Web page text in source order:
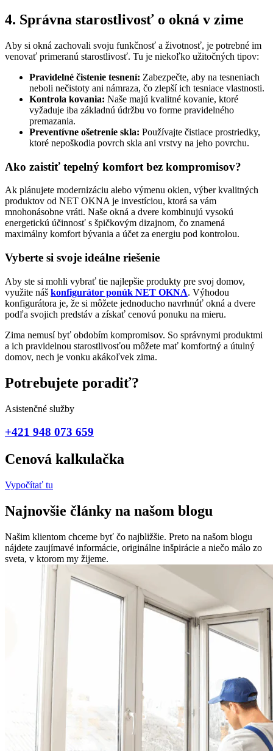
4. Správna starostlivosť o okná v zime
Aby si okná zachovali svoju funkčnosť a životnosť, je potrebné im
venovať primeranú starostlivosť. Tu je niekoľko užitočných tipov:
Pravidelné čistenie tesnení: Zabezpečte, aby na tesneniach
neboli nečistoty ani námraza, čo zlepší ich tesniace vlastnosti.
Kontrola kovania: Naše majú kvalitné kovanie, ktoré
vyžaduje iba základnú údržbu vo forme pravidelného
premazania.
Preventívne ošetrenie skla: Používajte čistiace prostriedky,
ktoré nepoškodia povrch skla ani vrstvy na jeho povrchu.
Ako zaistiť tepelný komfort bez kompromisov?
Ak plánujete modernizáciu alebo výmenu okien, výber kvalitných
produktov od NET OKNA je investíciou, ktorá sa vám
mnohonásobne vráti. Naše okná a dvere kombinujú vysokú
energetickú účinnosť s špičkovým dizajnom, čo znamená
maximálny komfort bývania a účet za energiu pod kontrolou.
Vyberte si svoje ideálne riešenie
Aby ste si mohli vybrať tie najlepšie produkty pre svoj domov,
využite náš konfigurátor ponúk NET OKNA. Výhodou
konfigurátora je, že si môžete jednoducho navrhnúť okná a dvere
podľa svojich predstáv a získať cenovú ponuku na mieru.
Zima nemusí byť obdobím kompromisov. So správnymi produktmi
a ich pravidelnou starostlivosťou môžete mať komfortný a útulný
domov, nech je vonku akákoľvek zima.
Potrebujete poradiť?
Asistenčné služby
+421 948 073 659
Cenová kalkulačka
Vypočítať tu
Najnovšie články na našom blogu
Našim klientom chceme byť čo najbližšie. Preto na našom blogu
nájdete zaujímavé informácie, originálne inšpirácie a niečo málo zo
sveta, v ktorom my žijeme.